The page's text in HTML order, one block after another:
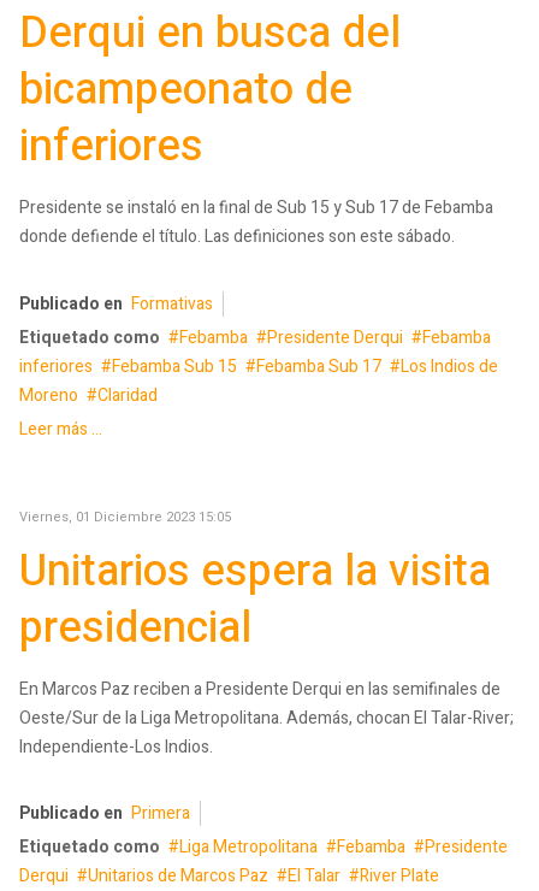
Derqui en busca del
bicampeonato de
inferiores
Presidente se instaló en la final de Sub 15 y Sub 17 de Febamba
donde defiende el título. Las definiciones son este sábado.
Publicado en Formativas
Etiquetado como
Febamba Presidente Derqui
Febamba
inferiores
Febamba Sub 15 Febamba Sub 17
Los Indios de
Moreno
Claridad
Leer más ...
Viernes, 01 Diciembre 2023 15:05
Unitarios espera la visita
presidencial
En Marcos Paz reciben a Presidente Derqui en las semifinales de
Oeste/Sur de la Liga Metropolitana. Además, chocan El Talar-River;
Independiente-Los Indios.
Publicado en Primera
Etiquetado como
Liga Metropolitana Febamba
Presidente
Derqui
Unitarios de Marcos Paz El Talar
River Plate